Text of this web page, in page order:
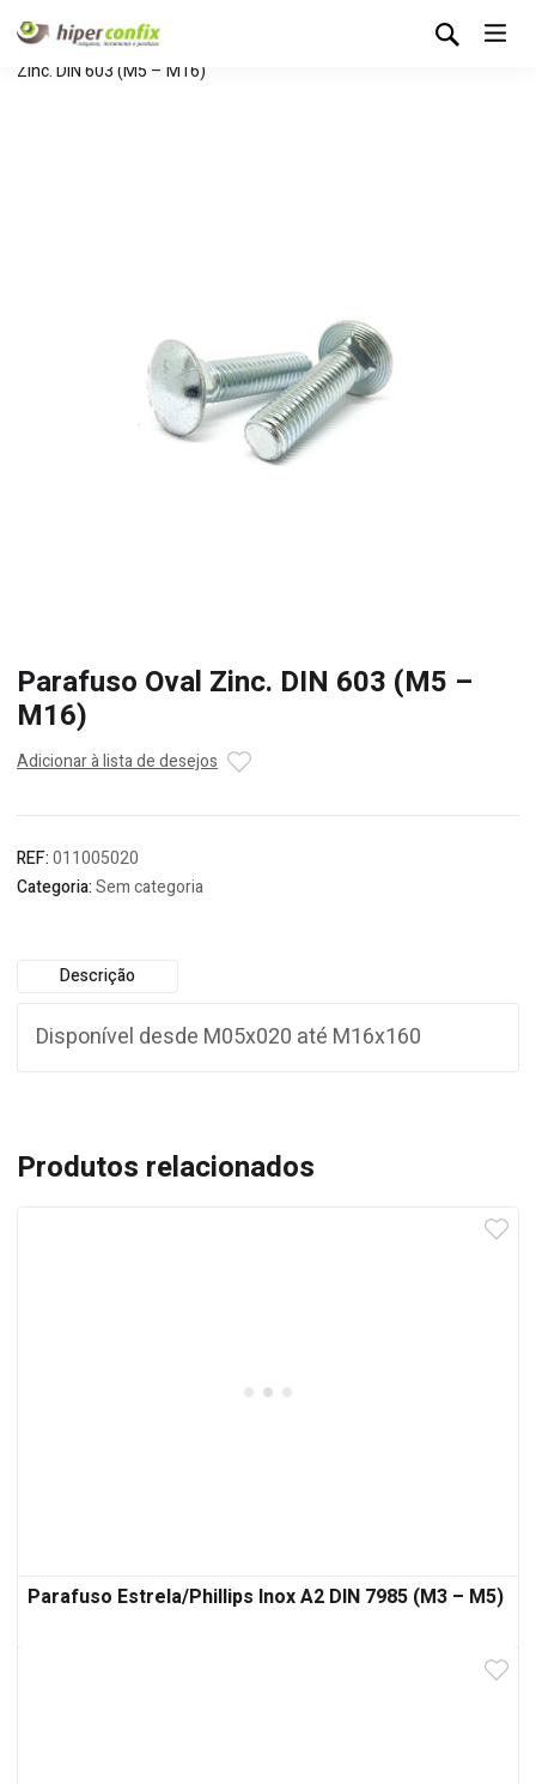
Início Loja Hipertintas
Parafuso Oval
Zinc. DIN 603 (M5 – M16)
Parafuso Oval Zinc. DIN 603 (M5 –
M16)
Adicionar à lista de desejos
REF:011005020
Categoria:Sem categoria
Descrição
Disponível desde M05x020 até M16x160
Produtos relacionados
Parafuso Estrela/Phillips Inox A2 DIN 7985 (M3 – M5)